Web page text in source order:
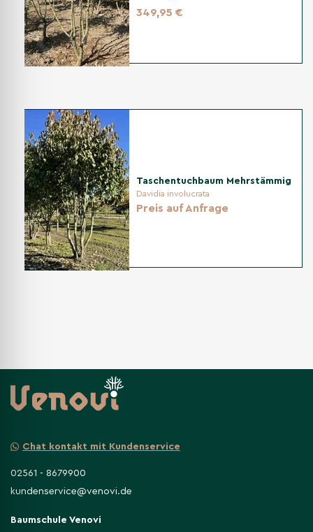
gießen. Später vor allem in Trockenperioden zusätzlich
wässern; Staunässe vermeiden.
entfernen. Größere Eingriffe direkt nach der Blüte oder
sehr schonend im Spätwinter; Wurzelschösslinge bei
Bedarf regulieren.
Düngung
Im Frühjahr maßvoll organisch düngen; auf guten Böden
genügen zurückhaltende Gaben, damit Triebe gut
ausreifen und das Laub farbstark bleibt.
349,95 €
Taschentuchbaum Mehrstämmig
Davidia involucrata
Preis auf Anfrage
Chat kontakt mit Kundenservice
02561 - 8679900
kundenservice@venovi.de
Baumschule Venovi